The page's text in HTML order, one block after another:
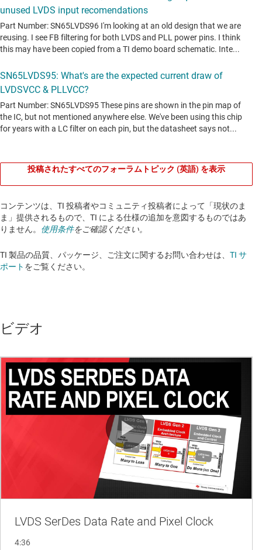
投稿されたすべてのフォーラムトピック (英語) を表示
コンテンツは、TI 投稿者やコミュニティ投稿者によって「現状のま
ま」提供されるもので、TI による仕様の追加を意図するものではあ
りません。 使用条件をご確認ください。
TI 製品の品質、パッケージ、ご注文に関するお問い合わせは、 TI サ
ポート をご覧ください。​​​​​​​​​​​​​​
ビデオ